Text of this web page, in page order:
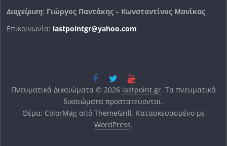
Διαχείριση: Γιώργος Παντάκης – Κωνσταντίνος Μανίκας
Επικοινωνία: lastpointgr@yahoo.com
Πνευματικά Δικαιώματα © 2026 lastpoint.gr. Τα πνευματικά
δικαιώματα προστατεύονται.
Θέμα: ColorMagαπό ThemeGrill. Κατασκευασμένο με
WordPress.